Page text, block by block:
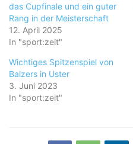
das Cupfinale und ein guter
Rang in der Meisterschaft
12. April 2025
In "sport:zeit"
Wichtiges Spitzenspiel von
Balzers in Uster
3. Juni 2023
In "sport:zeit"